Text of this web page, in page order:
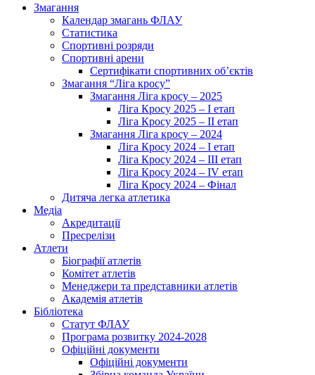
Змагання
Календар змагань ФЛАУ
Статистика
Спортивні розряди
Спортивні арени
Сертифікати спортивних об’єктів
Змагання “Ліга кросу”
Змагання Ліга кросу – 2025
Ліга Кросу 2025 – I етап
Ліга Кросу 2025 – II етап
Змагання Ліга кросу – 2024
Ліга Кросу 2024 – I етап
Ліга Кросу 2024 – III етап
Ліга Кросу 2024 – IV етап
Ліга Кросу 2024 – Фінал
Дитяча легка атлетика
Медіа
Акредитації
Пресрелізи
Атлети
Біографії атлетів
Комітет атлетів
Менеджери та представники атлетів
Академія атлетів
Бібліотека
Статут ФЛАУ
Програма розвитку 2024-2028
Офіційні документи
Офіційні документи